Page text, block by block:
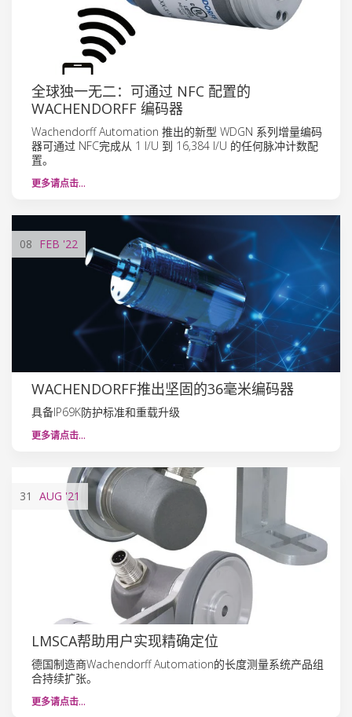
全球独一无二：可通过 NFC 配置的
WACHENDORFF 编码器
Wachendorff Automation 推出的新型 WDGN 系列增量编码
器可通过 NFC完成从 1 I/U 到 16,384 I/U 的任何脉冲计数配
置。
更多请点击…
08 FEB '22
WACHENDORFF推出坚固的36毫米编码器
具备IP69K防护标准和重载升级
更多请点击…
31 AUG '21
LMSCA帮助用户实现精确定位
德国制造商Wachendorff Automation的长度测量系统产品组
合持续扩张。
更多请点击…